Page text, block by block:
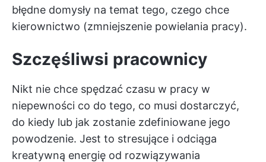
błędne domysły na temat tego, czego chce
kierownictwo (zmniejszenie powielania pracy).
Szczęśliwsi pracownicy
Nikt nie chce spędzać czasu w pracy w
niepewności co do tego, co musi dostarczyć,
do kiedy lub jak zostanie zdefiniowane jego
powodzenie. Jest to stresujące i odciąga
kreatywną energię od rozwiązywania